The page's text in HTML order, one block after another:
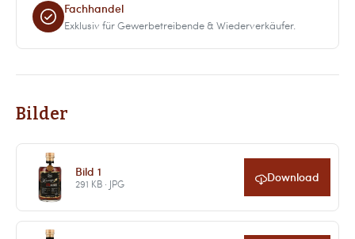
Fachhandel
Exklusiv für Gewerbetreibende & Wiederverkäufer.
Bilder
Bild 1
291 KB · JPG Download